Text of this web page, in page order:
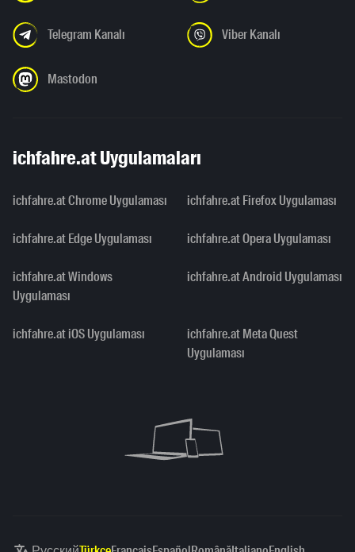
Telegram Kanalı Viber Kanalı
Mastodon
ichfahre.at Uygulamaları
ichfahre.at Chrome Uygulaması ichfahre.at Firefox Uygulaması
ichfahre.at Edge Uygulaması ichfahre.at Opera Uygulaması
ichfahre.at Windows
Uygulaması
ichfahre.at Android Uygulaması
ichfahre.at iOS Uygulaması
ichfahre.at Meta Quest
Uygulaması